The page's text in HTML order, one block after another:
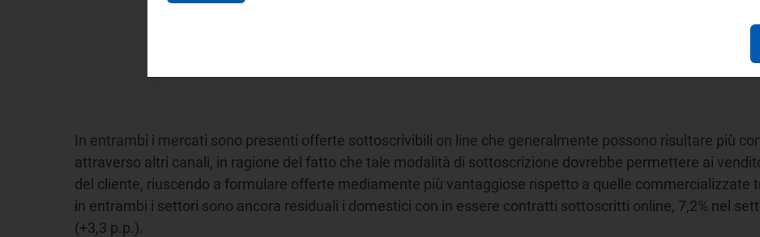
In entrambi i mercati sono presenti offerte sottoscrivibili on line che generalmente possono risultare più
attraverso altri canali, in ragione del fatto che tale modalità di sottoscrizione dovrebbe permettere ai
del cliente, riuscendo a formulare offerte mediamente più vantaggiose rispetto a quelle commercializzate
in entrambi i settori sono ancora residuali i domestici con in essere contratti sottoscritti online, 7,2% nel
(+3,3 p.p.).